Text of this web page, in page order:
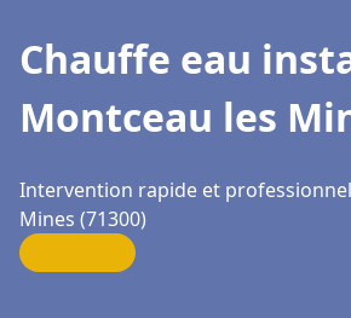
Chauffe eau
Montceau les
Intervention rapide et
Mines (71300)